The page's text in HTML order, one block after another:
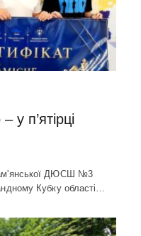
у п’ятірці
ДЮСШ №3
Кубку області…